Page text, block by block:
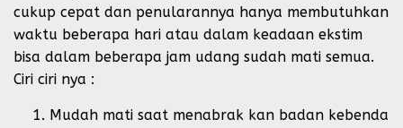
cukup cepat dan penularannya hanya membutuhkan
waktu beberapa hari atau dalam keadaan ekstim
bisa dalam beberapa jam udang sudah mati semua.
Ciri ciri nya :
Mudah mati saat menabrak kan badan kebenda